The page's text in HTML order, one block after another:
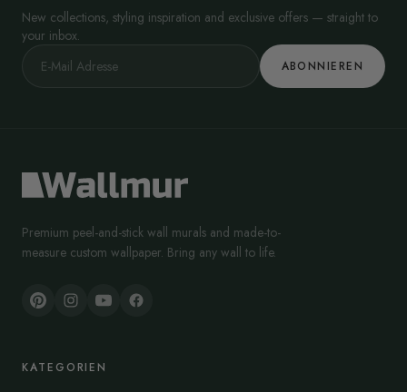
New collections, styling inspiration and exclusive offers — straight to
your inbox.
ABONNIEREN
Premium peel-and-stick wall murals and made-to-
measure custom wallpaper. Bring any wall to life.
KATEGORIEN